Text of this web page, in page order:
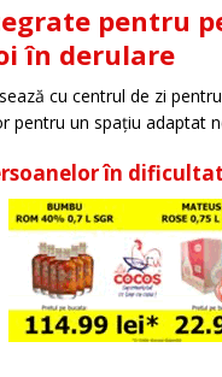
pentru
în derulare
cu centrul de zi
pentru un spațiu adaptat
în